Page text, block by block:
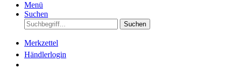
Menü
Suchen
Suchen
Merkzettel
Händlerlogin